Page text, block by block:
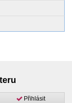
Přihlásit